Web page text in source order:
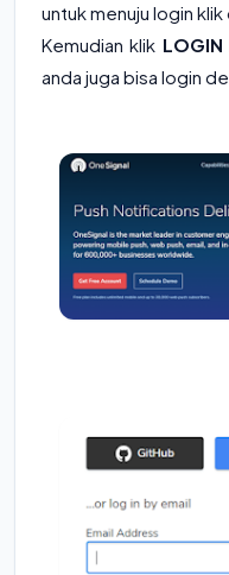
untuk menuju login klik
Kemudian klik LOGIN
anda juga bisa login